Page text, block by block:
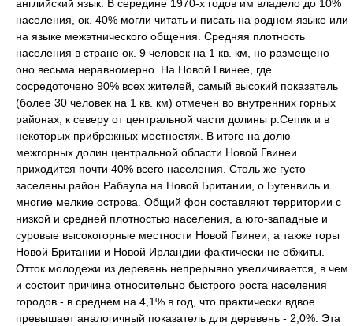
английский язык. В середине 1970-х годов им владело до 10%
населения, ок. 40% могли читать и писать на родном языке или
на языке межэтнического общения. Средняя плотность
населения в стране ок. 9 человек на 1 кв. км, но размещено
оно весьма неравномерно. На Новой Гвинее, где
сосредоточено 90% всех жителей, самый высокий показатель
(более 30 человек на 1 кв. км) отмечен во внутренних горных
районах, к северу от центральной части долины р.Сепик и в
некоторых прибрежных местностях. В итоге на долю
межгорных долин центральной области Новой Гвинеи
приходится почти 40% всего населения. Столь же густо
заселены район Рабаула на Новой Британии, о.Бугенвиль и
многие мелкие острова. Общий фон составляют территории с
низкой и средней плотностью населения, а юго-западные и
суровые высокогорные местности Новой Гвинеи, а также горы
Новой Британии и Новой Ирландии фактически не обжиты.
Отток молодежи из деревень непрерывно увеличивается, в чем
и состоит причина относительно быстрого роста населения
городов - в среднем на 4,1% в год, что практически вдвое
превышает аналогичный показатель для деревень - 2,0%. Эта